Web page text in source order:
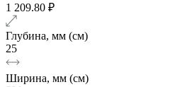
1 209.80 ₽
Глубина, мм (см)
25
Ширина, мм (см)